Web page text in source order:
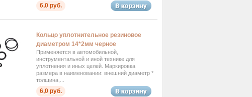
6,0 руб.
Кольцо уплотнительное резиновое
диаметром 14*2мм черное
Применяется в автомобильной,
инструментальной и иной технике для
уплотнения и иных целей. Маркировка
размера в наименовании: внешний диаметр *
толщина,...
6,0 руб.